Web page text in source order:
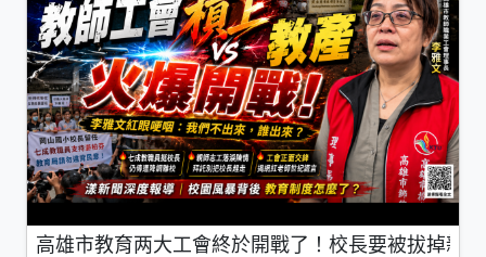
高雄市教育两大工會終於開戰了！校長要被拔掉親